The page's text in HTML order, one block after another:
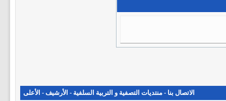
الاتصال بنا - منتديات التصفية و التربية السلفية - الأرشيف - الأعلى